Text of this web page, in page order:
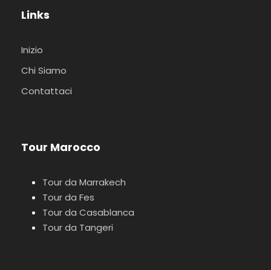
Links
Inizio
Chi Siamo
Contattaci
Tour Marocco
Tour da Marrakech
Tour da Fes
Tour da Casablanca
Tour da Tangeri